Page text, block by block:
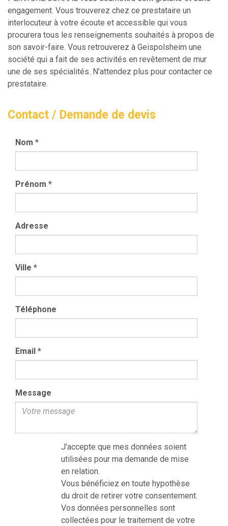
engagement. Vous trouverez chez ce prestataire un
interlocuteur à votre écoute et accessible qui vous
procurera tous les renseignements souhaités à propos de
son savoir-faire. Vous retrouverez à Geispolsheim une
société qui a fait de ses activités en revêtement de mur
une de ses spécialités. N'attendez plus pour contacter ce
prestataire.
Contact / Demande de devis
Nom *
Prénom *
Adresse
Ville *
Téléphone
Email *
Message
J'accepte que mes données soient
utilisées pour ma demande de mise
en relation.
Vous bénéficiez en toute hypothèse
du droit de retirer votre consentement.
Vos données personnelles sont
collectées pour le traitement de votre